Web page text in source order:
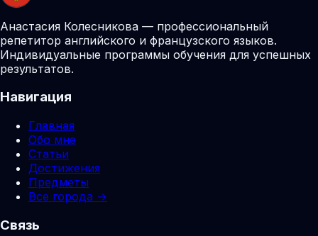
Анастасия Колесникова — профессиональный
репетитор английского и французского языков.
Индивидуальные программы обучения для успешных
результатов.
Навигация
Главная
Обо мне
Статьи
Достижения
Предметы
Все города →
Связь